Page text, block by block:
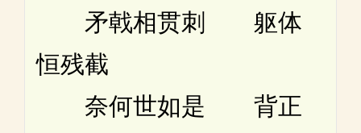
矛戟相贯刺 躯体
恒残截
奈何世如是 背正